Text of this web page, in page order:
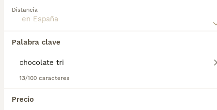
Distancia
Palabra clave
13/100 caracteres
Precio
consejos sobre el Pitbull Terrier
información sobre esta raza.
Si deseas exactamente esta búsqueda guarda tu